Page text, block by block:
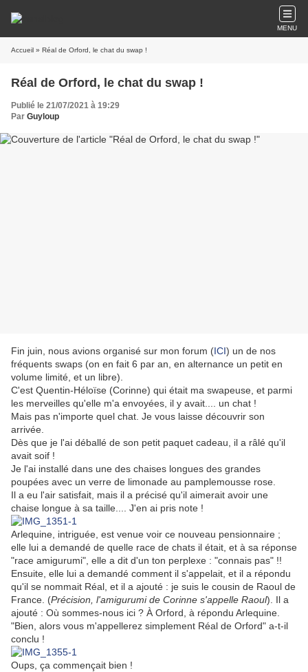
MENU
Accueil » Réal de Orford, le chat du swap !
Réal de Orford, le chat du swap !
Publié le 21/07/2021 à 19:29
Par Guyloup
Fin juin, nous avions organisé sur mon forum (ICI) un de nos
fréquents swaps (on en fait 6 par an, en alternance un petit en
volume limité, et un libre).
C'est Quentin-Héloïse (Corinne) qui était ma swapeuse, et parmi
les merveilles qu'elle m'a envoyées, il y avait.... un chat !
Mais pas n'importe quel chat. Je vous laisse découvrir son
arrivée.
Dès que je l'ai déballé de son petit paquet cadeau, il a râlé qu'il
avait soif !
Je l'ai installé dans une des chaises longues des grandes
poupées avec un verre de limonade au pamplemousse rose.
Il a eu l'air satisfait, mais il a précisé qu'il aimerait avoir une
chaise longue à sa taille.... J'en ai pris note !
Arlequine, intriguée, est venue voir ce nouveau pensionnaire ;
elle lui a demandé de quelle race de chats il était, et à sa réponse
"race amigurumi", elle a dit d'un ton perplexe : "connais pas" !!
Ensuite, elle lui a demandé comment il s'appelait, et il a répondu
qu'il se nommait Réal, et il a ajouté : je suis le cousin de Raoul de
France. (Précision, l'amigurumi de Corinne s'appelle Raoul). Il a
ajouté : Où sommes-nous ici ? À Orford, à répondu Arlequine.
"Bien, alors vous m'appellerez simplement Réal de Orford" a-t-il
conclu !
Oups, ça commençait bien !